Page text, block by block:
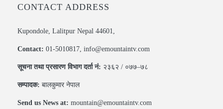
CONTACT ADDRESS
Kupondole, Lalitpur Nepal 44601,
Contact: 01-5010817, info@emountaintv.com
सूचना तथा प्रसारण विभाग दर्ता नं: २३६२ / ०७७–७८
सम्पादक: बालकुमार नेपाल
Send us News at: mountain@emountaintv.com